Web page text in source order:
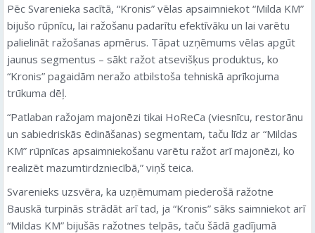
Pēc Svarenieka sacītā, “Kronis” vēlas apsaimniekot “Milda KM”
bijušo rūpnīcu, lai ražošanu padarītu efektīvāku un lai varētu
palielināt ražošanas apmērus. Tāpat uzņēmums vēlas apgūt
jaunus segmentus – sākt ražot atsevišķus produktus, ko
“Kronis” pagaidām neražo atbilstoša tehniskā aprīkojuma
trūkuma dēļ.
“Patlaban ražojam majonēzi tikai HoReCa (viesnīcu, restorānu
un sabiedriskās ēdināšanas) segmentam, taču līdz ar “Mildas
KM” rūpnīcas apsaimniekošanu varētu ražot arī majonēzi, ko
realizēt mazumtirdzniecībā,” viņš teica.
Svarenieks uzsvēra, ka uzņēmumam piederošā ražotne
Bauskā turpinās strādāt arī tad, ja “Kronis” sāks saimniekot arī
“Mildas KM” bijušās ražotnes telpās, taču šādā gadījumā